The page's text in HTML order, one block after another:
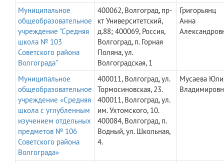
Муниципальное
общеобразовательное
учреждение "Средняя
школа № 103
Советского района
Волгограда"
400062, Волгоград, пр-
кт Университетский,
д.88; 400069, Россия,
Волгоград, п. Горная
Поляна, ул.
Волгоградская, 1
Григорьянц
Анна
Муниципальное
общеобразовательное
учреждение «Средняя
школа с углубленным
изучением отдельных
предметов № 106
Советского района
Волгограда»
400011, Волгоград, ул.
Тормосиновская, 23.
400011, Волгоград, ул.
им. Ухтомского, 10.
400084, Волгоград, п.
Водный, ул. Школьная,
4.
Мусаева